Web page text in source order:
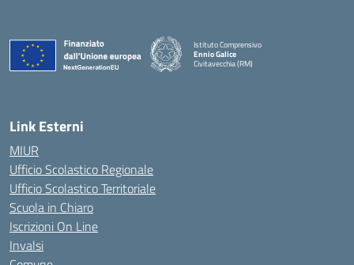
Istituto Comprensivo
Ennio Galice
Civitavecchia (RM)
Link Esterni
MIUR
Ufficio Scolastico Regionale
Ufficio Scolastico Territoriale
Scuola in Chiaro
Iscrizioni On Line
Invalsi